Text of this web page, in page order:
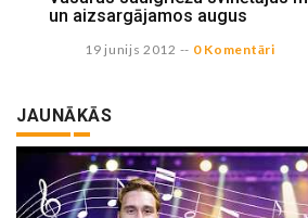
un aizsargājamos augus
19 junijs 2012 -- 0 Komentāri
JAUNĀKĀS